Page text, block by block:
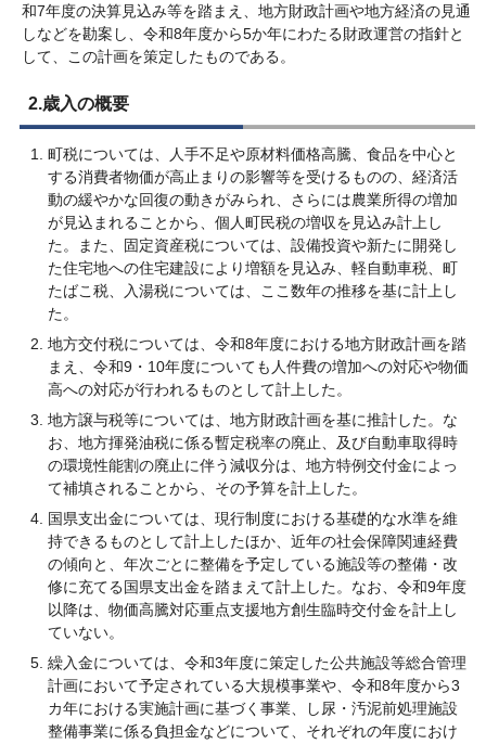
和7年度の決算見込み等を踏まえ、地方財政計画や地方経済の見通
しなどを勘案し、令和8年度から5か年にわたる財政運営の指針と
して、この計画を策定したものである。
2.歳入の概要
町税については、人手不足や原材料価格高騰、食品を中心と
する消費者物価が高止まりの影響等を受けるものの、経済活
動の緩やかな回復の動きがみられ、さらには農業所得の増加
が見込まれることから、個人町民税の増収を見込み計上し
た。また、固定資産税については、設備投資や新たに開発し
た住宅地への住宅建設により増額を見込み、軽自動車税、町
たばこ税、入湯税については、ここ数年の推移を基に計上し
た。
地方交付税については、令和8年度における地方財政計画を踏
まえ、令和9・10年度についても人件費の増加への対応や物価
高への対応が行われるものとして計上した。
地方譲与税等については、地方財政計画を基に推計した。な
お、地方揮発油税に係る暫定税率の廃止、及び自動車取得時
の環境性能割の廃止に伴う減収分は、地方特例交付金によっ
て補填されることから、その予算を計上した。
国県支出金については、現行制度における基礎的な水準を維
持できるものとして計上したほか、近年の社会保障関連経費
の傾向と、年次ごとに整備を予定している施設等の整備・改
修に充てる国県支出金を踏まえて計上した。なお、令和9年度
以降は、物価高騰対応重点支援地方創生臨時交付金を計上し
ていない。
繰入金については、令和3年度に策定した公共施設等総合管理
計画において予定されている大規模事業や、令和8年度から3
カ年における実施計画に基づく事業、し尿・汚泥前処理施設
整備事業に係る負担金などについて、それぞれの年度におけ